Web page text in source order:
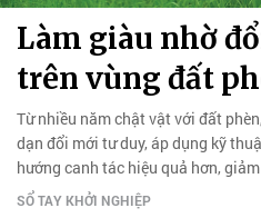
Làm giàu nhờ
trên vùng đất
Từ nhiều năm chật vật với đất
dạn đổi mới tư duy, áp dụng kỹ
hướng canh tác hiệu quả hơn,
trên vùng đất khó.
SỔ TAY KHỞI NGHIỆP